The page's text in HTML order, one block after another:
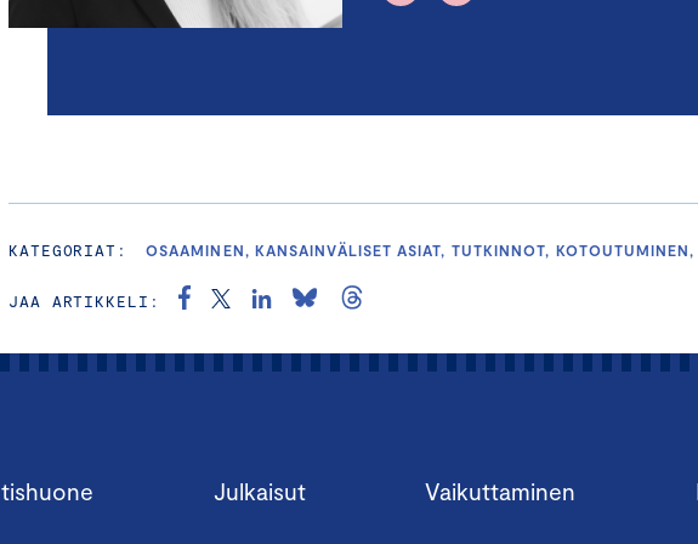
KATEGORIAT: OSAAMINEN, KANSAINVÄLISET ASIAT, TUTKINNOT,
JAA ARTIKKELI:
Julkaisut Vaikuttaminen